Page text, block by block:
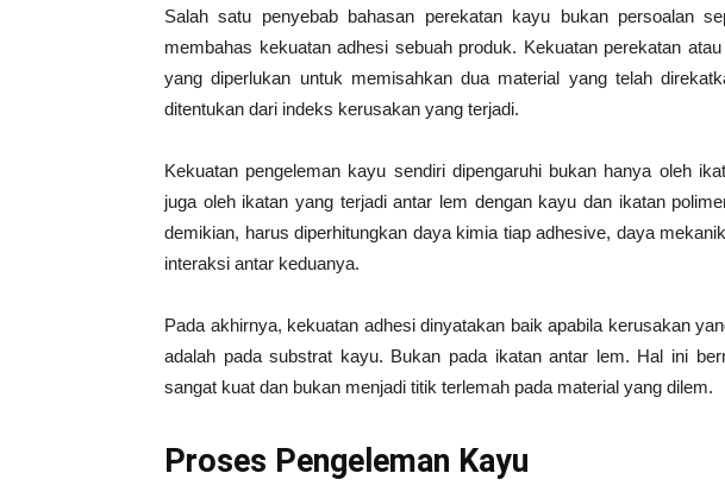
Salah satu penyebab bahasan perekatan kayu bukan persoalan
membahas kekuatan adhesi sebuah produk. Kekuatan perekatan
yang diperlukan untuk memisahkan dua material yang telah
ditentukan dari indeks kerusakan yang terjadi.
Kekuatan pengeleman kayu sendiri dipengaruhi bukan hanya oleh
juga oleh ikatan yang terjadi antar lem dengan kayu dan ikatan
demikian, harus diperhitungkan daya kimia tiap adhesive, daya
interaksi antar keduanya.
Pada akhirnya, kekuatan adhesi dinyatakan baik apabila kerusakan
adalah pada substrat kayu. Bukan pada ikatan antar lem. Hal ini
sangat kuat dan bukan menjadi titik terlemah pada material yang dilem.
Proses Pengeleman Kayu